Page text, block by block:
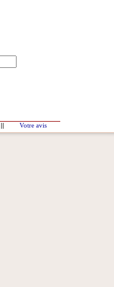
|| Votre avis